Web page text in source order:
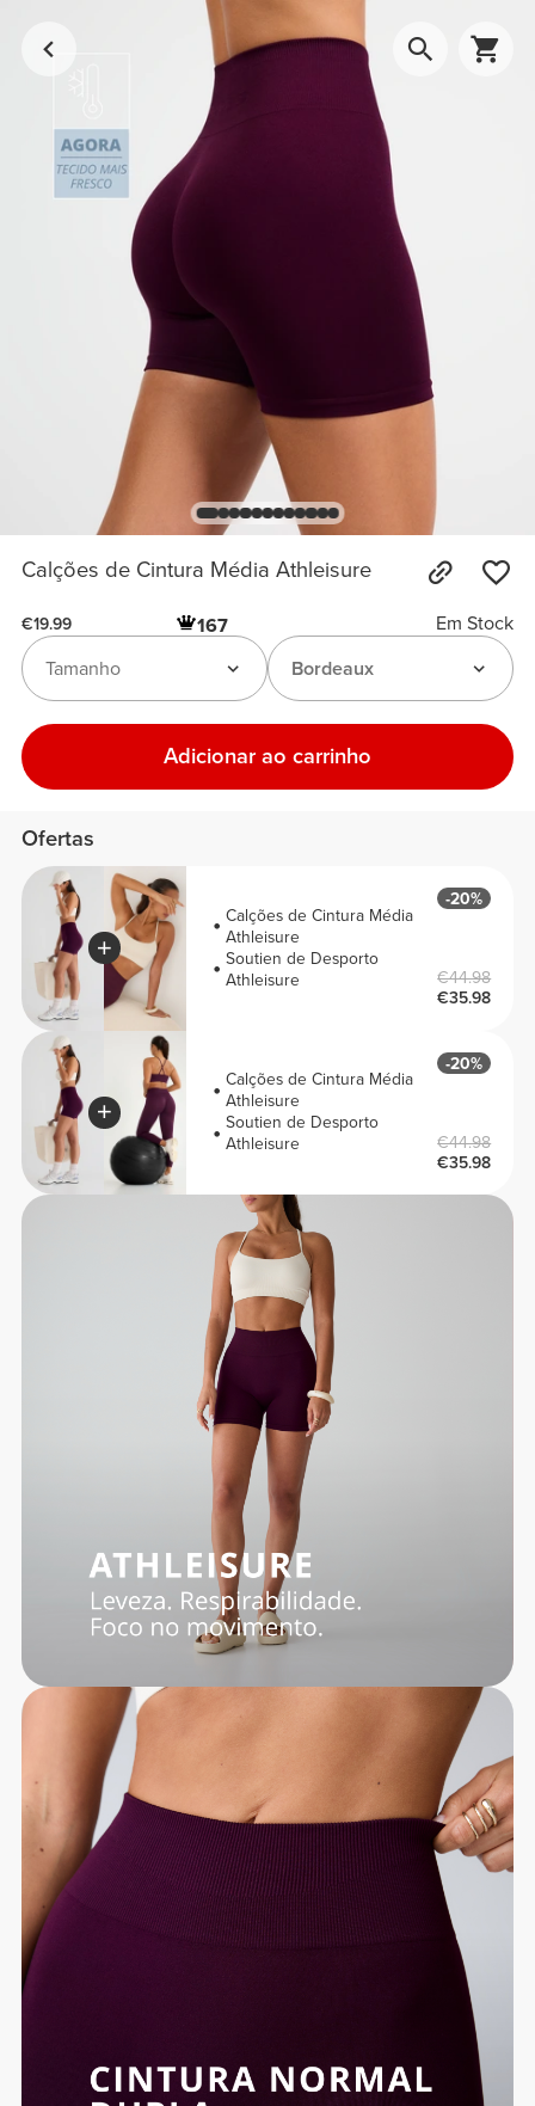
Calções de Cintura Média Athleisure
€19.99 167
Em Stock
Bordeaux
Tamanho
Adicionar ao carrinho
Ofertas
Calções de Cintura Média
Athleisure
Soutien de Desporto
Athleisure
-20%
€44.98
€35.98
Calções de Cintura Média
Athleisure
Soutien de Desporto
Athleisure
-20%
€44.98
€35.98